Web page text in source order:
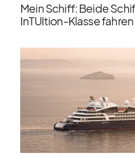
Mein Schiff: Beide
InTUItion-Klasse